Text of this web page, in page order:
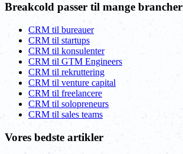
Breakcold passer til mange brancher
CRM til bureauer
CRM til startups
CRM til konsulenter
CRM til GTM Engineers
CRM til rekruttering
CRM til venture capital
CRM til freelancere
CRM til solopreneurs
CRM til sales teams
Vores bedste artikler